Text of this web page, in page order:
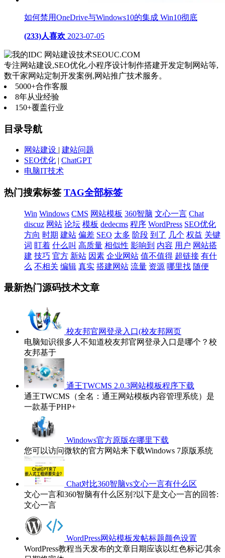
如何禁用OneDrive与Windows10的集成 Win10彻底
(233)人喜欢 2023-07-05
网站建设技术SEOUC.COM
专注网站建设,SEO优化,小程序设计制作搭建开发定制网站等,
数千家网站定制开发案例,网站推广技术服务。
5000+合作客服
8年从业经验
150+覆盖行业
目录导航
网站建设 | 建站问题
SEO优化 | ChatGPT
电脑IT技术
热门搜索标签 TAG全部标签
Win Windows CMS 网站模板 360智脑 文心一言 Chat
discuz 网站 论坛 模板 dedecms 程序 WordPress SEO优化
方向 时期 建站 偏差 SEO 太多 阶段 到了 几个 权益 关键
词 盯着 什么叫 高质量 相似性 影响到 内容 用户 网站搭
建 技巧 官方 新站 因素 企业网站 值不值得 超链接 有什
么 不相关 编辑 真实 搭建网站 流量 资源 哪里找 随便
最新热门源码技术文章
校友邦官网登录入口(校友邦网页
电脑知识很多人不知道校友邦官网登录入口是哪个？校
友邦基于
通王TWCMS 2.0.3网站模板程序下载
通王TWCMS（全名：通王网站模板内容管理系统）是
一款基于PHP+
Windows官方原版在哪里下载
您可以访问微软的官方网站来下载Windows 7原版系统
Chat对比360智脑vs文心一言有什么区
文心一言和360智脑有什么区别?以下是文心一言的回答:
文心一言
WordPress网站模板发帖标题颜色设置
WordPress教程当天发布的文章日期应该以红色标记/其余